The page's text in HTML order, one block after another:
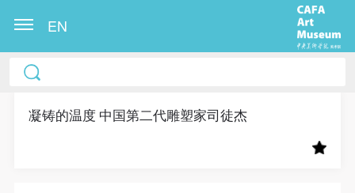
EN
凝铸的温度 中国第二代雕塑家司徒杰
中央美术学院美术馆出版授权协议书
称“CAFAM”），愿意将本人参与中央美术学院美术馆
动）的涉及本人的图像、照片、文字、著作、活动成
中央美术学院美术馆出版授权协议书
称“CAFAM”），愿意将本人参与中央美术学院美术馆
动）的涉及本人的图像、照片、文字、著作、活动成
中央美术学院美术馆出版授权协议书
称“CAFAM”），愿意将本人参与中央美术学院美术馆
动）的涉及本人的图像、照片、文字、著作、活动成